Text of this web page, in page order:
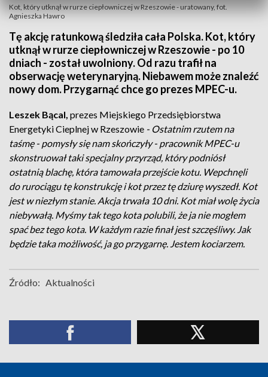
Kot, który utknął w rurze ciepłowniczej w Rzeszowie - uratowany, fot.
Agnieszka Hawro
Tę akcję ratunkową śledziła cała Polska. Kot, który
utknął w rurze ciepłowniczej w Rzeszowie - po 10
dniach - został uwolniony. Od razu trafił na
obserwację weterynaryjną. Niebawem może znaleźć
nowy dom. Przygarnąć chce go prezes MPEC-u.
Leszek Bącal, prezes Miejskiego Przedsiębiorstwa
Energetyki Cieplnej w Rzeszowie - Ostatnim rzutem na
taśmę - pomysły się nam skończyły - pracownik MPEC-u
skonstruował taki specjalny przyrząd, który podniósł
ostatnią blachę, która tamowała przejście kotu. Wepchnęli
do rurociągu tę konstrukcję i kot przez tę dziurę wyszedł. Kot
jest w niezłym stanie. Akcja trwała 10 dni. Kot miał wolę życia
niebywałą. Myśmy tak tego kota polubili, że ja nie mogłem
spać bez tego kota. W każdym razie finał jest szczęśliwy. Jak
będzie taka możliwość, ja go przygarnę. Jestem kociarzem.
Źródło: Aktualności